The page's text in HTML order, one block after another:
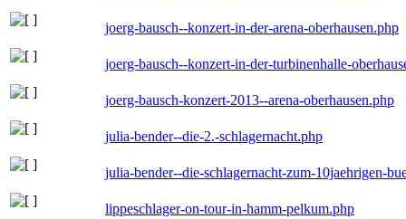
joerg-bausch--konzert-in-der-arena-oberhausen.php
joerg-bausch--konzert-in-der-turbinenhalle-
joerg-bausch-konzert-2013--arena-oberhausen.php
julia-bender--die-2.-schlagernacht.php
julia-bender--die-schlagernacht-zum-10jaehrigen-
lippeschlager-on-tour-in-hamm-pelkum.php